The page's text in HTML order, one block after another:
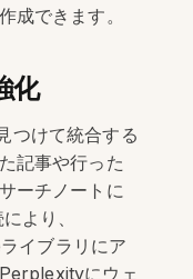
成できます。
化
つけて統合する
記事や行った
ーチノートに
より、
イブラリにア
にウェ